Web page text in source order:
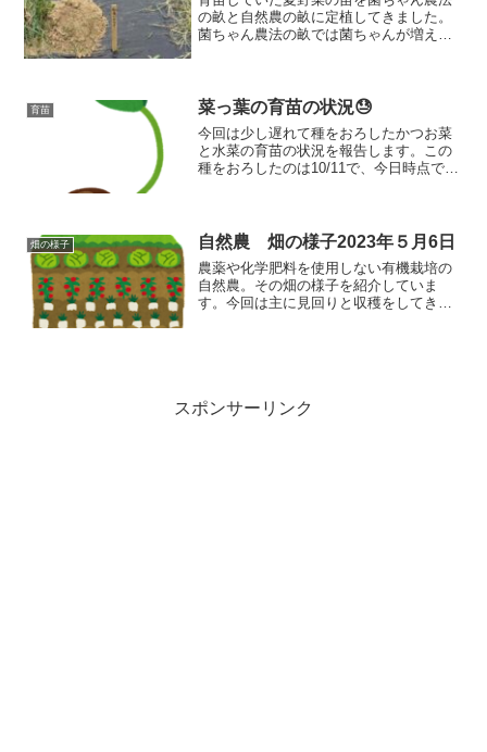
の畝と自然農の畝に定植してきました。
菌ちゃん農法の畝では菌ちゃんが増えて
た。
育苗 菜っ葉の育苗の状況😓
今回は少し遅れて種をおろしたかつお菜
と水菜の育苗の状況を報告します。この
種をおろしたのは10/11で、今日時点で8
と発芽率が極端に悪かったです。
畑の様子 自然農 畑の様子2023年５月6日
農薬や化学肥料を使用しない有機栽培の
自然農。その畑の様子を紹介していま
す。今回は主に見回りと収穫をしてきま
スポンサーリンク